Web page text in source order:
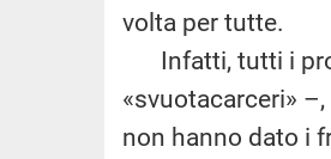
volta per tutte.
Infatti, tutti i
«svuotacarceri»
non hanno dato i